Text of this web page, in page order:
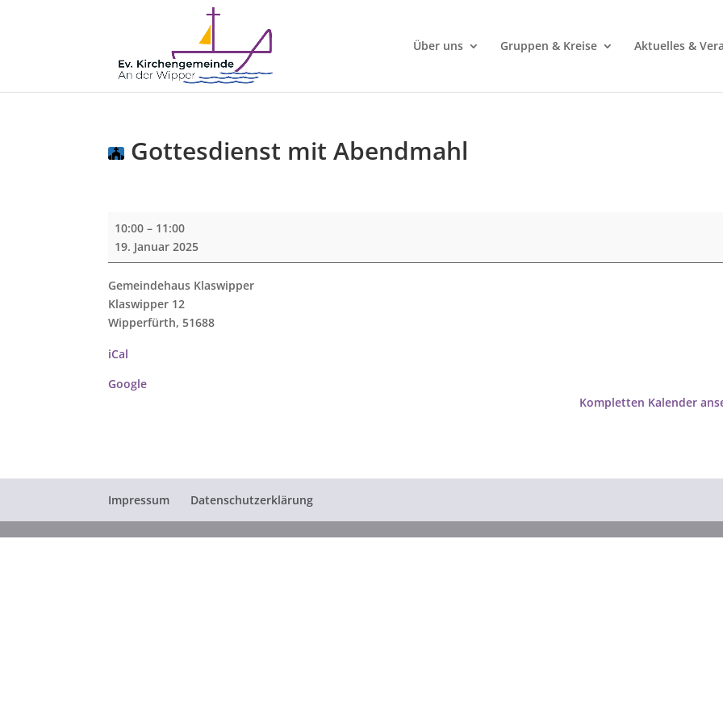
Über uns Gruppen & Kreise Aktuelles &
Gottesdienst mit Abendmahl
Gottesdienst
mit
Abendmahl
10:00 – 11:00
19. Januar 2025
Gemeindehaus Klaswipper
Klaswipper 12
Wipperfürth,51688
iCal
Google
Kompletten Kalender
Impressum Datenschutzerklärung